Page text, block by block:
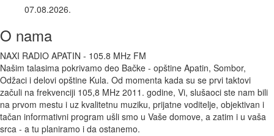
07.08.2026.
O nama
NAXI RADIO APATIN - 105.8 MHz FM
Našim talasima pokrivamo deo Bačke - opštine Apatin, Sombor,
Odžaci i delovi opštine Kula. Od momenta kada su se prvi taktovi
začuli na frekvenciji 105,8 MHz 2011. godine, Vi, slušaoci ste nam bili
na prvom mestu i uz kvalitetnu muziku, prijatne voditelje, objektivan i
tačan informativni program ušli smo u Vaše domove, a zatim i u vaša
srca - a tu planiramo i da ostanemo.